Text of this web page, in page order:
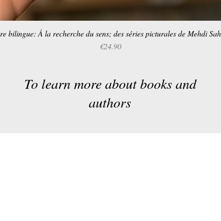
Quick View
bilingue: À la recherche du sens; des séries picturales de Mehdi
Price
€24.90
To learn more about books and
authors